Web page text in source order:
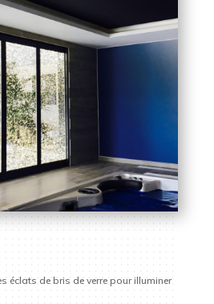
éclats de bris de verre pour illuminer